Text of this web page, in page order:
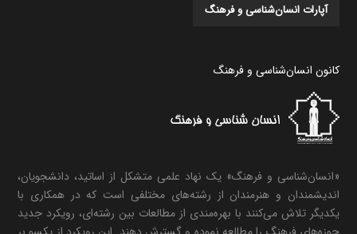
آپارات انسان‌شناسی و فرهنگ
کانون انسان‌شناسی و فرهنگ
«انسان‌شناسی و فرهنگ» یک نهاد علمی متشکل از اساتید، دانشجویان،
اندیشمندان و هنرمندان از رشته‌های مختلفی است که در همکاری با
یکدیگر تلاش می‌کنند با بهره‌مندی از مطالعات بین رشته‌ای، رویکرد جدید